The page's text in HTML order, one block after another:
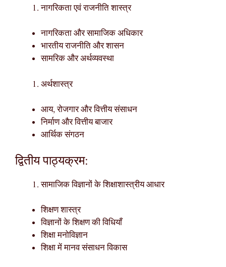
नागरिकता एवं राजनीति शास्त्र
नागरिकता और सामाजिक अधिकार
भारतीय राजनीति और शासन
सामरिक और अर्थव्यवस्था
अर्थशास्त्र
आय, रोजगार और वित्तीय संसाधन
निर्माण और वित्तीय बाजार
आर्थिक संगठन
द्वितीय पाठ्यक्रम:
सामाजिक विज्ञानों के शिक्षाशास्त्रीय आधार
शिक्षण शास्त्र
विज्ञानों के शिक्षण की विधियाँ
शिक्षा मनोविज्ञान
शिक्षा में मानव संसाधन विकास